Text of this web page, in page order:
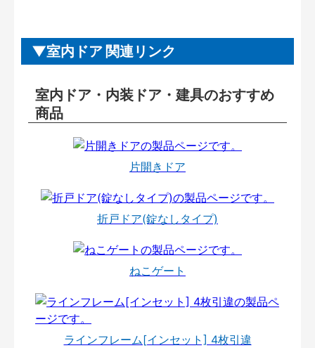
室内ドア 関連リンク
室内ドア・内装ドア・建具のおすすめ
商品
片開きドア
折戸ドア(錠なしタイプ)
ねこゲート
ラインフレーム[インセット] 4枚引違